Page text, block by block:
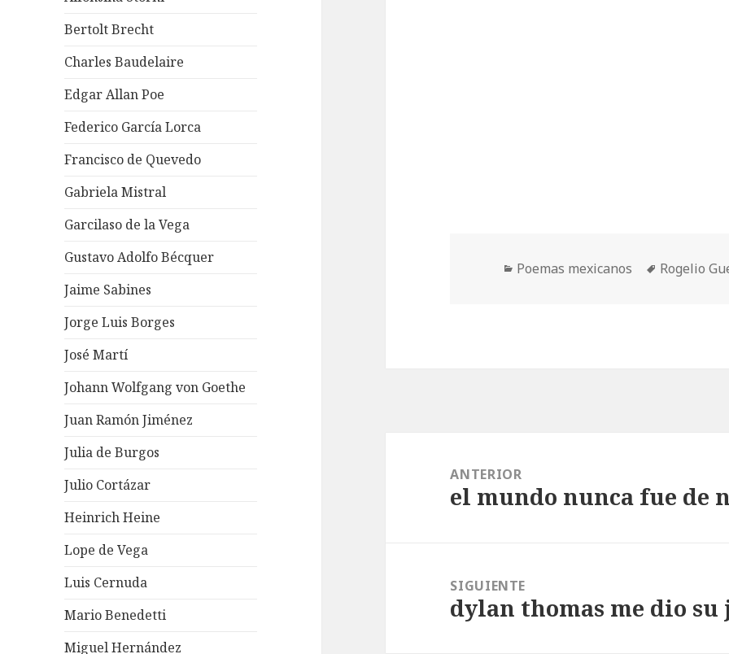
Bertolt Brecht
Charles Baudelaire
Edgar Allan Poe
Federico García Lorca
Francisco de Quevedo
Gabriela Mistral
Garcilaso de la Vega
Gustavo Adolfo Bécquer
Jaime Sabines
Jorge Luis Borges
José Martí
Johann Wolfgang von Goethe
Juan Ramón Jiménez
Julia de Burgos
Julio Cortázar
Heinrich Heine
Lope de Vega
Luis Cernuda
Mario Benedetti
Miguel Hernández
Categorías
Poemas mexicanos Etiquetas
Rogelio
entradas
ANTERIOR
Entrada
el mundo nunca fue de
SIGUIENTE
Entrada
dylan thomas me dio